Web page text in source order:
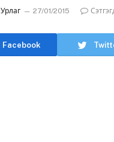
Урлаг 27/01/2015
Facebook